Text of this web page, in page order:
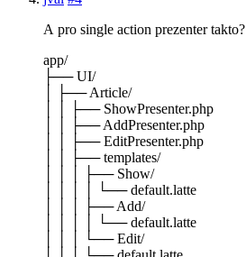
A pro single action prezenter takto?
app/
├── UI/
│ ├── Article/
│ │ ├── ShowPresenter.php
│ │ ├── AddPresenter.php
│ │ ├── EditPresenter.php
│ │ ├── templates/
│ │ │ ├── Show/
│ │ │ │ └── default.latte
│ │ │ ├── Add/
│ │ │ │ └── default.latte
│ │ │ └── Edit/